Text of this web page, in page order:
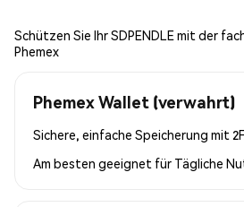
Schützen Sie Ihr SDPENDLE mit der
Phemex
Phemex Wallet (verwahrt)
Sichere, einfache Speicherung mit
Am besten geeignet für Tägliche